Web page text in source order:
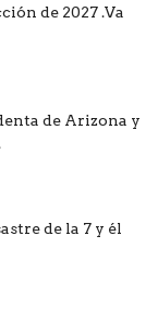
de 2027 .Va
de Arizona y
de la 7 y él